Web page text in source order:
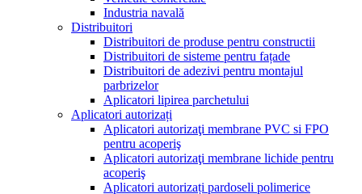
Industria navală
Distribuitori
Distribuitori de produse pentru constructii
Distribuitori de sisteme pentru fațade
Distribuitori de adezivi pentru montajul
parbrizelor
Aplicatori lipirea parchetului
Aplicatori autorizați
Aplicatori autorizaţi membrane PVC si FPO
pentru acoperiş
Aplicatori autorizaţi membrane lichide pentru
acoperiş
Aplicatori autorizați pardoseli polimerice